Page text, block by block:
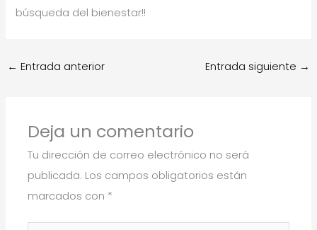
búsqueda del bienestar!!
← Entrada anterior Entrada siguiente →
Deja un comentario
Tu dirección de correo electrónico no será
publicada. Los campos obligatorios están
marcados con *